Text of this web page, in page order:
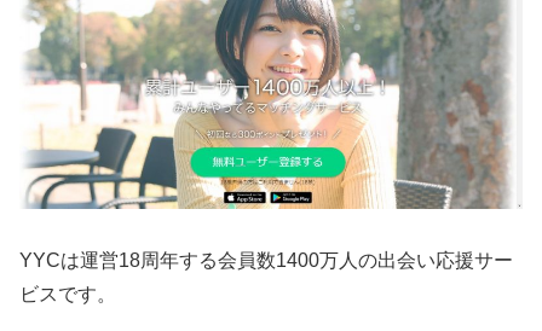
YYCは運営18周年する会員数1400万人の出会い応援サー
ビスです。